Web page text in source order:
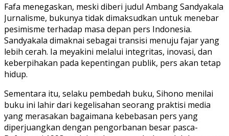
Fafa menegaskan, meski diberi judul Ambang Sandyakala
Jurnalisme, bukunya tidak dimaksudkan untuk menebar
pesimisme terhadap masa depan pers Indonesia.
Sandyakala dimaknai sebagai transisi menuju fajar yang
lebih cerah. Ia meyakini melalui integritas, inovasi, dan
keberpihakan pada kepentingan publik, pers akan tetap
hidup.
Sementara itu, selaku pembedah buku, Sihono menilai
buku ini lahir dari kegelisahan seorang praktisi media
yang merasakan bagaimana kebebasan pers yang
diperjuangkan dengan pengorbanan besar pasca-